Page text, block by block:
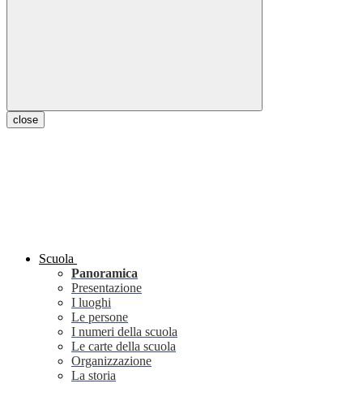
close
Scuola
Panoramica
Presentazione
I luoghi
Le persone
I numeri della scuola
Le carte della scuola
Organizzazione
La storia